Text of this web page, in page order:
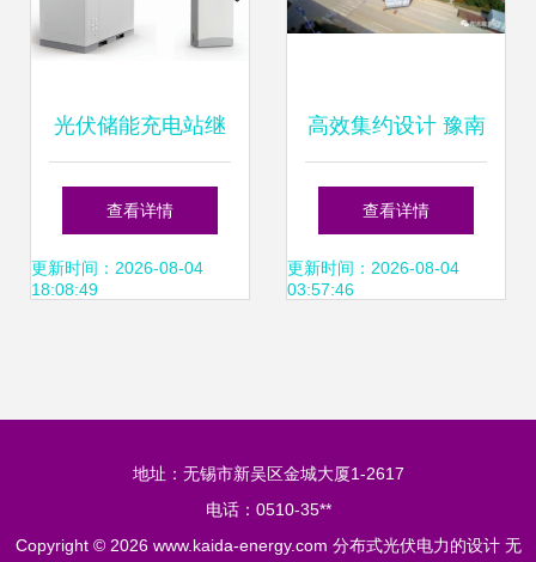
光伏储能充电站继
电保护与智慧运管
分布式光伏电力的
查看详情
更新时间：2026-08-04
18:08:49
高效集约设计 豫南
最大单体分布式光
伏电站技术解析
查看详情
更新时间：2026-08-04
03:57:46
地址：无锡市新吴区金城大厦1-2617
电话：0510-35**
Copyright © 2026 www.kaida-energy.com 分布式光伏电力的设计 无